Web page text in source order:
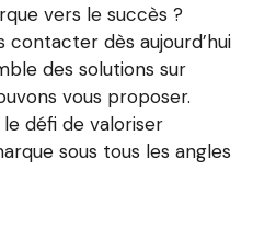
vers le succès ?
contacter dès aujourd’hui
des solutions sur
vous proposer.
défi de valoriser
sous tous les angles